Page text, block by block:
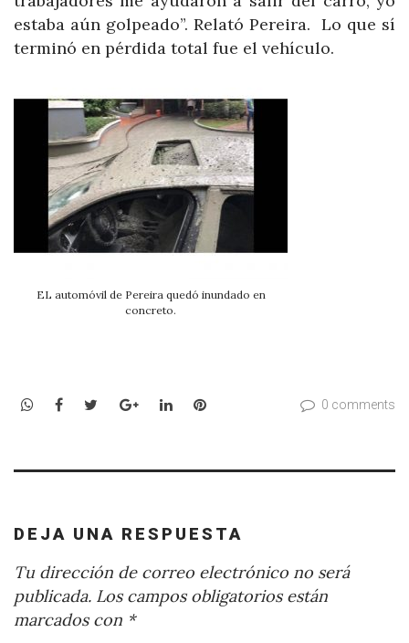
estaba aún golpeado”. Relató Pereira. Lo que sí
terminó en pérdida total fue el vehículo.
EL automóvil de Pereira quedó inundado en
concreto.
WhatsApp
Facebook
TwitterGoogle+LinkedInPinterest 0 comments
DEJA UNA RESPUESTA
Tu dirección de correo electrónico no será
publicada. Los campos obligatorios están
marcados con *